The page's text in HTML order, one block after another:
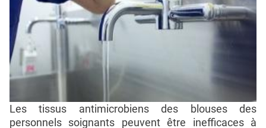
Les tissus antimicrobiens des blouses des
personnels soignants peuvent être inefficaces à